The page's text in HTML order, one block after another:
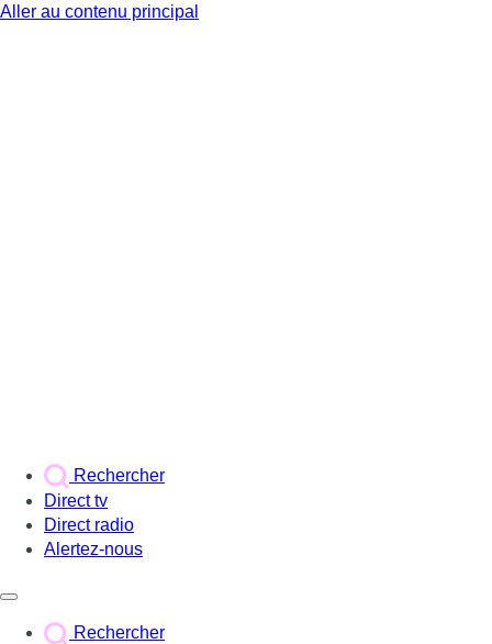
Aller au contenu principal
Rechercher
Direct tv
Direct radio
Alertez-nous
Rechercher